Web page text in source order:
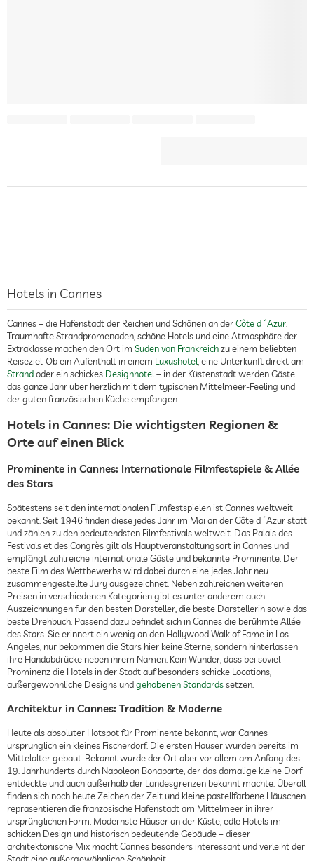
Hotels in Cannes
Cannes – die Hafenstadt der Reichen und Schönen an derCôte d´Azur
Traumhafte Strandpromenaden, schöne Hotels und eine Atmosphäre der
Extraklasse machen den Ort im Süden von Frankreichzu einem beliebten
Reiseziel. Ob ein Aufenthalt in einem Luxushotel , eine Unterkunft direkt am
Strandoder ein schickes Designhotel – in der Küstenstadt werden Gäste
das ganze Jahr über herzlich mit dem typischen Mittelmeer-Feeling und
der guten französischen Küche empfangen.
Hotels in Cannes: Die wichtigsten Regionen &
Orte auf einen Blick
Prominente in Cannes: Internationale Filmfestspiele & Allée
des Stars
Spätestens seit den internationalen Filmfestspielen ist Cannes weltweit
bekannt. Seit 1946 finden diese jedes Jahr im Mai an der Côte d´Azur statt
und zählen zu den bedeutendsten Filmfestivals weltweit. Das Palais des
Festivals et des Congrès gilt als Hauptveranstaltungsort in Cannes und
empfängt zahlreiche internationale Gäste und bekannte Prominente. Der
beste Film des Wettbewerbs wird dabei durch eine jedes Jahr neu
zusammengestellte Jury ausgezeichnet. Neben zahlreichen weiteren
Preisen in verschiedenen Kategorien gibt es unter anderem auch
Auszeichnungen für den besten Darsteller, die beste Darstellerin sowie das
beste Drehbuch. Passend dazu befindet sich in Cannes die berühmte Allée
des Stars. Sie erinnert ein wenig an den Hollywood Walk of Fame in Los
Angeles, nur bekommen die Stars hier keine Sterne, sondern hinterlassen
ihre Handabdrücke neben ihrem Namen. Kein Wunder, dass bei soviel
Prominenz die Hotels in der Stadt auf besonders schicke Locations,
außergewöhnliche Designs undgehobenen Standardssetzen.
Architektur in Cannes: Tradition & Moderne
Heute als absoluter Hotspot für Prominente bekannt, war Cannes
ursprünglich ein kleines Fischerdorf. Die ersten Häuser wurden bereits im
Mittelalter gebaut. Bekannt wurde der Ort aber vor allem am Anfang des
19. Jahrhunderts durch Napoleon Bonaparte, der das damalige kleine Dorf
entdeckte und auch außerhalb der Landesgrenzen bekannt machte. Überall
finden sich noch heute Zeichen der Zeit und kleine pastellfarbene Häuschen
repräsentieren die französische Hafenstadt am Mittelmeer in ihrer
ursprünglichen Form. Modernste Häuser an der Küste, edle Hotels im
schicken Design und historisch bedeutende Gebäude – dieser
architektonische Mix macht Cannes besonders interessant und verleiht der